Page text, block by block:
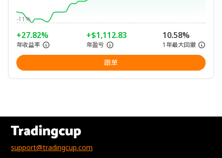
-11%
+27.82%
年收益率
+$1,112.83
年盈亏
10.58%
1年最大回撤
跟单
support@tradingcup.com